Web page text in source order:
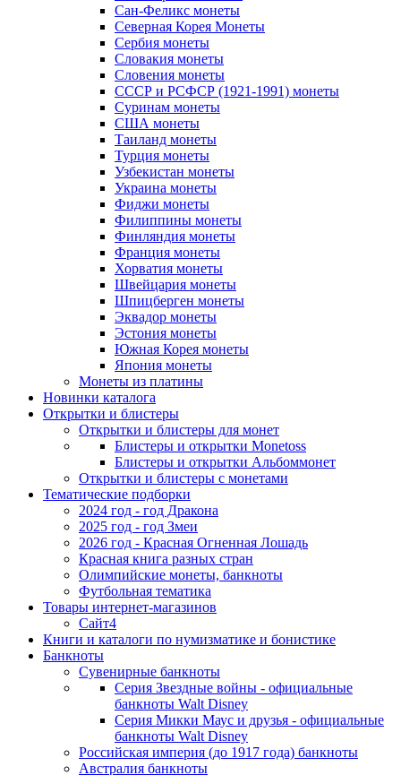
Сан-Феликс монеты
Северная Корея Монеты
Сербия монеты
Словакия монеты
Словения монеты
СССР и РСФСР (1921-1991) монеты
Суринам монеты
США монеты
Таиланд монеты
Турция монеты
Узбекистан монеты
Украина монеты
Фиджи монеты
Филиппины монеты
Финляндия монеты
Франция монеты
Хорватия монеты
Швейцария монеты
Шпицберген монеты
Эквадор монеты
Эстония монеты
Южная Корея монеты
Япония монеты
Монеты из платины
Новинки каталога
Открытки и блистеры
Открытки и блистеры для монет
Блистеры и открытки Monetoss
Блистеры и открытки Альбоммонет
Открытки и блистеры с монетами
Тематические подборки
2024 год - год Дракона
2025 год - год Змеи
2026 год - Красная Огненная Лошадь
Красная книга разных стран
Олимпийские монеты, банкноты
Футбольная тематика
Товары интернет-магазинов
Сайт4
Книги и каталоги по нумизматике и бонистике
Банкноты
Сувенирные банкноты
Серия Звездные войны - официальные
банкноты Walt Disney
Серия Микки Маус и друзья - официальные
банкноты Walt Disney
Российская империя (до 1917 года) банкноты
Австралия банкноты